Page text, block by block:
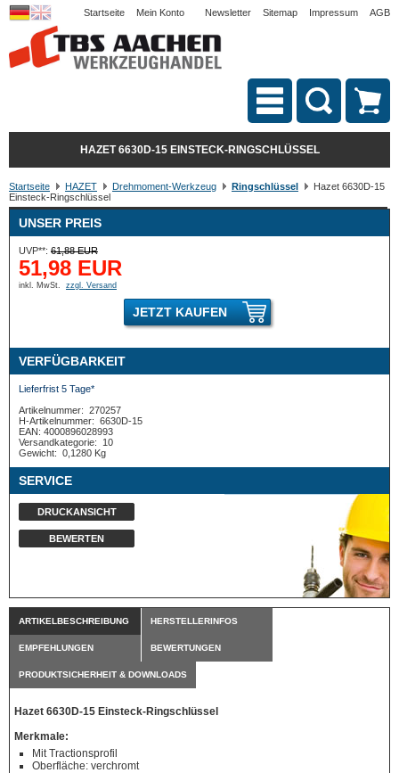
Startseite Mein Konto Newsletter Sitemap Impressum AGB
HAZET 6630D-15 EINSTECK-RINGSCHLÜSSEL
Startseite HAZET Drehmoment-Werkzeug Ringschlüssel
Hazet 6630D-15
Einsteck-Ringschlüssel
UNSER PREIS
UVP**: 61,88 EUR
51,98 EUR
inkl. MwSt. zzgl. Versand
JETZT KAUFEN
VERFÜGBARKEIT
Lieferfrist 5 Tage*
Artikelnummer: 270257
H-Artikelnummer: 6630D-15
EAN: 4000896028993
Versandkategorie:
10
Gewicht: 0,1280 Kg
SERVICE
DRUCKANSICHT
BEWERTEN
ARTIKELBESCHREIBUNG HERSTELLERINFOS
EMPFEHLUNGEN BEWERTUNGEN
PRODUKTSICHERHEIT & DOWNLOADS
Hazet 6630D-15 Einsteck-Ringschlüssel
Merkmale:
Mit Tractionsprofil
Oberfläche: verchromt